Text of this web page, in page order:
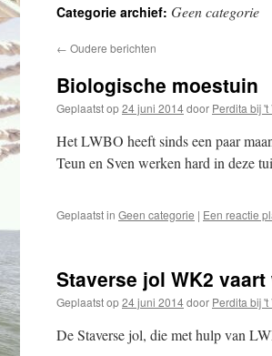
Categorie archief: Geen categorie
← Oudere berichten
Biologische moestuin
Geplaatst op24 juni 2014door Perdita bij 't
Het LWBO heeft sinds een paar
Teun en Sven werken hard in deze
Geplaatst in Geen categorie | Een reactie
Staverse jol WK2 vaart
Geplaatst op24 juni 2014door Perdita bij 't
De Staverse jol, die met hulp van